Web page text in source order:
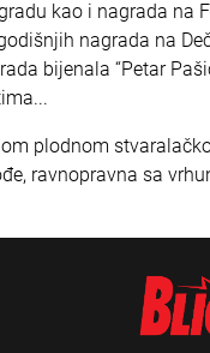
kao i nagrada na
nagrada na
bijenala “Petar
plodnom
ravnopravna sa